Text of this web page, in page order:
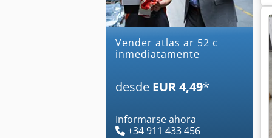
Vender atlas ar 52 c
inmediatamente
desde EUR 4,49*
Informarse ahora
+34 911 433 456